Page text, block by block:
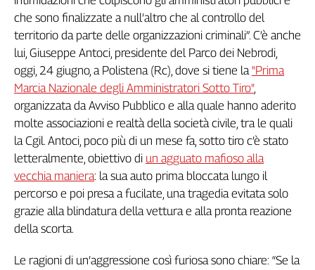
Genova,
il
sangue
della
ragione
120
anni
Cgil
Collettiva
Academy
Play
Rubriche
che sono finalizzate a null’altro che al controllo del
territorio da parte delle organizzazioni criminali”. C’è anche
lui, Giuseppe Antoci, presidente del Parco dei Nebrodi,
oggi, 24 giugno, a Polistena (Rc), dove si tiene la "Prima
Marcia Nazionale degli Amministratori Sotto Tiro",
organizzata da Avviso Pubblico e alla quale hanno aderito
molte associazioni e realtà della società civile, tra le quali
la Cgil. Antoci, poco più di un mese fa, sotto tiro c’è stato
letteralmente, obiettivo di un agguato mafioso alla
vecchia maniera: la sua auto prima bloccata lungo il
percorso e poi presa a fucilate, una tragedia evitata solo
grazie alla blindatura della vettura e alla pronta reazione
della scorta.
Le ragioni di un’aggressione così furiosa sono chiare: “Se la